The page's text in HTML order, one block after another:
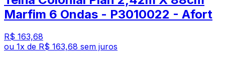
Marfim 6 Ondas - P3010022 - Afort
R$ 163,68
ou 1x de R$ 163,68 sem juros